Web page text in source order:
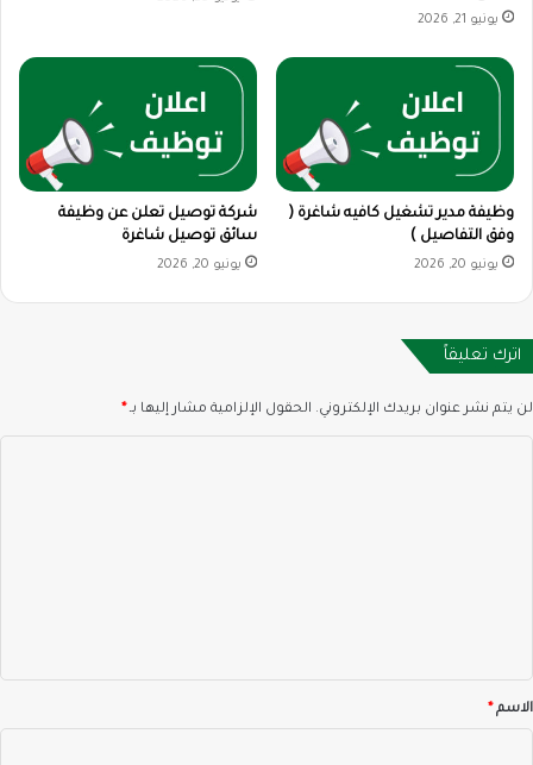
يونيو 21, 2026
وظيفة مدير تشغيل كافيه شاغرة (
وفق التفاصيل )
يونيو 20, 2026
شركة توصيل تعلن عن وظيفة
سائق توصيل شاغرة
يونيو 20, 2026
اترك تعليقاً
لن يتم نشر عنوان بريدك الإلكتروني. الحقول الإلزامية مشار إليها بـ*
*الاسم*